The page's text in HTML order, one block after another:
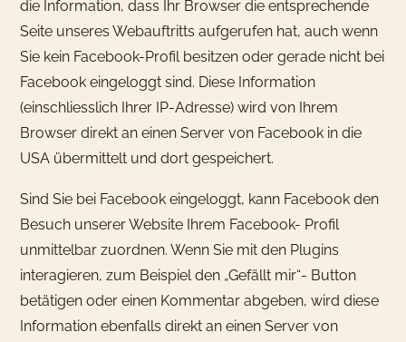
die Information, dass Ihr Browser die entsprechende
Seite unseres Webauftritts aufgerufen hat, auch wenn
Sie kein Facebook-Profil besitzen oder gerade nicht bei
Facebook eingeloggt sind. Diese Information
(einschliesslich Ihrer IP-Adresse) wird von Ihrem
Browser direkt an einen Server von Facebook in die
USA übermittelt und dort gespeichert.
Sind Sie bei Facebook eingeloggt, kann Facebook den
Besuch unserer Website Ihrem Facebook- Profil
unmittelbar zuordnen. Wenn Sie mit den Plugins
interagieren, zum Beispiel den „Gefällt mir“- Button
betätigen oder einen Kommentar abgeben, wird diese
Information ebenfalls direkt an einen Server von